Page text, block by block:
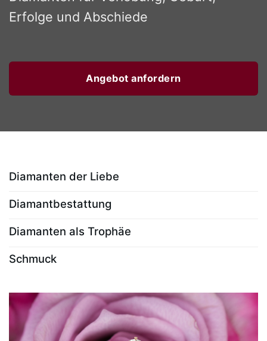
Erfolge und Abschiede
Angebot anfordern
Diamanten der Liebe
Diamantbestattung
Diamanten als Trophäe
Schmuck